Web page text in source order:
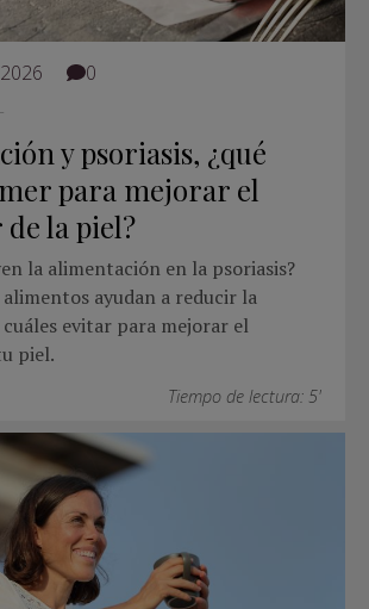
0
y psoriasis, ¿qué
para mejorar el
la piel?
la alimentación en la psoriasis?
alimentos ayudan a reducir la
evitar para mejorar el
piel.
Tiempo de lectura: 5'